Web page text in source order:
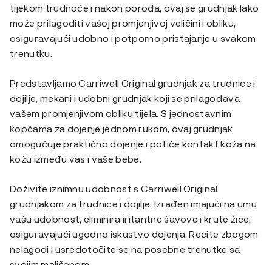
tijekom trudnoće i nakon poroda, ovaj se grudnjak lako
može prilagoditi vašoj promjenjivoj veličini i obliku,
osiguravajući udobno i potporno pristajanje u svakom
trenutku.
Predstavljamo Carriwell Original grudnjak za trudnice i
dojilje, mekani i udobni grudnjak koji se prilagođava
vašem promjenjivom obliku tijela. S jednostavnim
kopčama za dojenje jednom rukom, ovaj grudnjak
omogućuje praktično dojenje i potiče kontakt koža na
kožu između vas i vaše bebe.
Doživite iznimnu udobnost s Carriwell Original
grudnjakom za trudnice i dojilje. Izrađen imajući na umu
vašu udobnost, eliminira iritantne šavove i krute žice,
osiguravajući ugodno iskustvo dojenja. Recite zbogom
nelagodi i usredotočite se na posebne trenutke sa